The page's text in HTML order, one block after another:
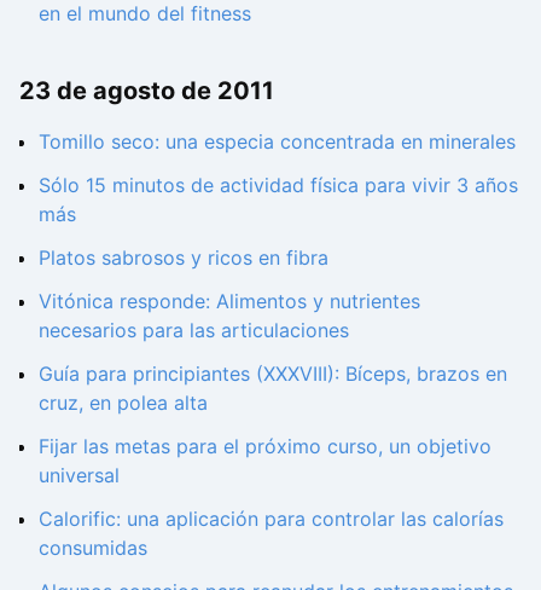
en el mundo del fitness
23 de agosto de 2011
Tomillo seco: una especia concentrada en minerales
Sólo 15 minutos de actividad física para vivir 3 años
más
Platos sabrosos y ricos en fibra
Vitónica responde: Alimentos y nutrientes
necesarios para las articulaciones
Guía para principiantes (XXXVIII): Bíceps, brazos en
cruz, en polea alta
Fijar las metas para el próximo curso, un objetivo
universal
Calorific: una aplicación para controlar las calorías
consumidas